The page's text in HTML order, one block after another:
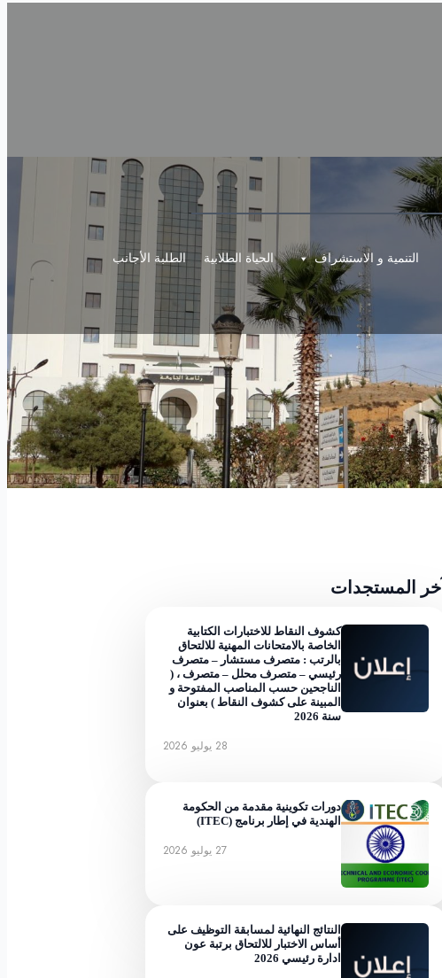
التنمية و الاستشراف الحياة الطلابية الطلبة الأجانب
آخر المستجدات
كشوف النقاط للاختبارات الكتابية
الخاصة بالامتحانات المهنية للالتحاق
بالرتب : متصرف مستشار – متصرف
رئيسي – متصرف محلل – متصرف ، (
الناجحين حسب المناصب المفتوحة و
المبينة على كشوف النقاط ) بعنوان
سنة 2026
28 يوليو 2026
دورات تكوينية مقدمة من الحكومة
الهندية في إطار برنامج (ITEC)
27 يوليو 2026
النتائج النهائية لمسابقة التوظيف على
أساس الاختبار للالتحاق برتبة عون
ادارة رئيسي 2026